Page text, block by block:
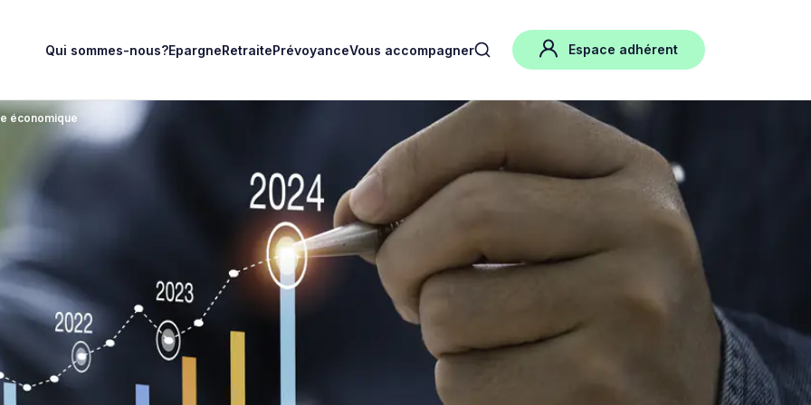
Qui sommes-nous?EpargneRetraitePrévoyanceVous accompagner
search
Espace adhérent
économique